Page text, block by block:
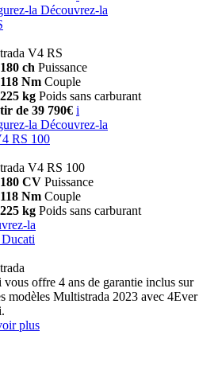
la Découvrez-la
V4 RS
180 ch Puissance
118 Nm Couple
225 kg Poids sans carburant
de 39 790€ i
la Découvrez-la
RS 100
V4 RS 100
180 CV Puissance
118 Nm Couple
225 kg Poids sans carburant
la
vous offre 4 ans de garantie inclus sur
modèles Multistrada 2023 avec 4Ever
plus